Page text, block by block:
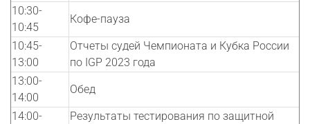
10:30-
10:45
Кофе-пауза
10:45-
13:00
Отчеты судей Чемпионата и Кубка России
по IGP 2023 года
13:00-
14:00
Обед
14:00-
Результаты тестирования по защитной